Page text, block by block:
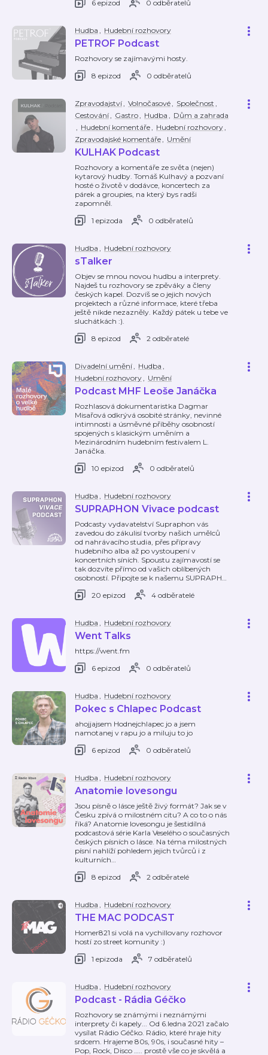
6 epizod
0 odběratelů
Hudba , Hudební rozhovory
PETROF Podcast
Rozhovory se zajímavými hosty.
8 epizod
0 odběratelů
Zpravodajství, Volnočasové, Společnost ,
Cestování, Gastro, Hudba , Dům a zahrada
, Hudební komentáře, Hudební rozhovory,
Zpravodajské komentáře, Umění
KULHAK Podcast
Rozhovory a komentáře ze světa (nejen)
kytarový hudby. Tomáš Kulhavý a pozvaní
hosté o životě v dodávce, koncertech za
párek a groupies, na který bys radši
zapomněl.
1 epizoda
0 odběratelů
Hudba , Hudební rozhovory
sTalker
Objev se mnou novou hudbu a interprety.
Najdeš tu rozhovory se zpěváky a členy
českých kapel. Dozvíš se o jejich nových
projektech a různé informace, které třeba
ještě nikde nezazněly. Každý pátek u tebe ve
sluchátkách :).
8 epizod
2 odběratelé
Divadelní umění, Hudba ,
Hudební rozhovory, Umění
Podcast MHF Leoše Janáčka
Rozhlasová dokumentaristka Dagmar
Misařová odkrývá osobité stránky, nevinné
intimnosti a úsměvné příběhy osobností
spojených s klasickým uměním a
Mezinárodním hudebním festivalem L.
Janáčka.
10 epizod
0 odběratelů
Hudba , Hudební rozhovory
SUPRAPHON Vivace podcast
Podcasty vydavatelství Supraphon vás
zavedou do zákulisí tvorby našich umělců
od nahrávacího studia, přes přípravy
hudebního alba až po vystoupení v
koncertních síních. Spoustu zajímavostí se
tak dozvíte přímo od vašich oblíbených
osobností. Připojte se k našemu SUPRAPH…
20 epizod
4 odběratelé
Hudba , Hudební rozhovory
Went Talks
https://went.fm
6 epizod
0 odběratelů
Hudba , Hudební rozhovory
Pokec s Chlapec Podcast
ahojjajsem Hodnejchlapec jo a jsem
namotanej v rapu jo a miluju to jo
6 epizod
0 odběratelů
Hudba , Hudební rozhovory
Anatomie lovesongu
Jsou písně o lásce ještě živý formát? Jak se v
Česku zpívá o milostném citu? A co to o nás
říká? Anatomie lovesongu je šestidílná
podcastová série Karla Veselého o současných
českých písních o lásce. Na téma milostných
písní nahlíží pohledem jejich tvůrců i z
kulturních…
8 epizod
2 odběratelé
Hudba , Hudební rozhovory
THE MAC PODCAST
Homer821 si volá na vychillovany rozhovor
hostí zo street komunity :)
1 epizoda
7 odběratelů
Hudba , Hudební rozhovory
Podcast - Rádia Géčko
Rozhovory se známými i neznámými
interprety či kapely... Od 6.ledna 2021 začalo
vysílat Rádio Géčko. Rádio, které hraje hity
srdcem. Hrajeme 80s, 90s, i současné hity –
Pop, Rock, Disco ….. prostě vše co je skvělá a